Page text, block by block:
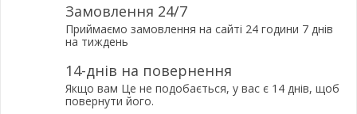
Замовлення 24/7
Приймаємо замовлення на сайті 24 години 7 днів
на тиждень
14-днів на повернення
Якщо вам Це не подобається, у вас є 14 днів, щоб
повернути його.